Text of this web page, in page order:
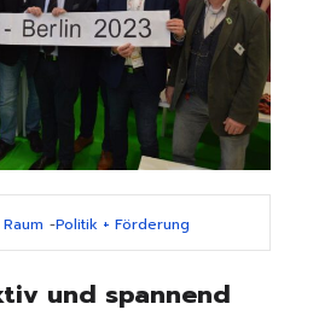
-Politik + Förderung
und spannend